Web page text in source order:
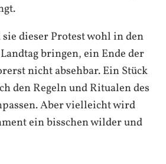
dieser Protest wohl in den
bringen, ein Ende der
nicht absehbar. Ein Stück
den Regeln und Ritualen des
Aber vielleicht wird
ein bisschen wilder und